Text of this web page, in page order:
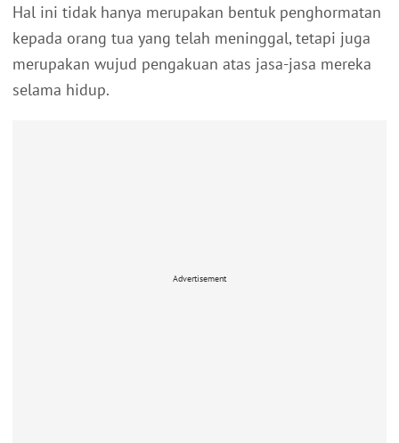
Hal ini tidak hanya merupakan bentuk penghormatan
kepada orang tua yang telah meninggal, tetapi juga
merupakan wujud pengakuan atas jasa-jasa mereka
selama hidup.
Advertisement